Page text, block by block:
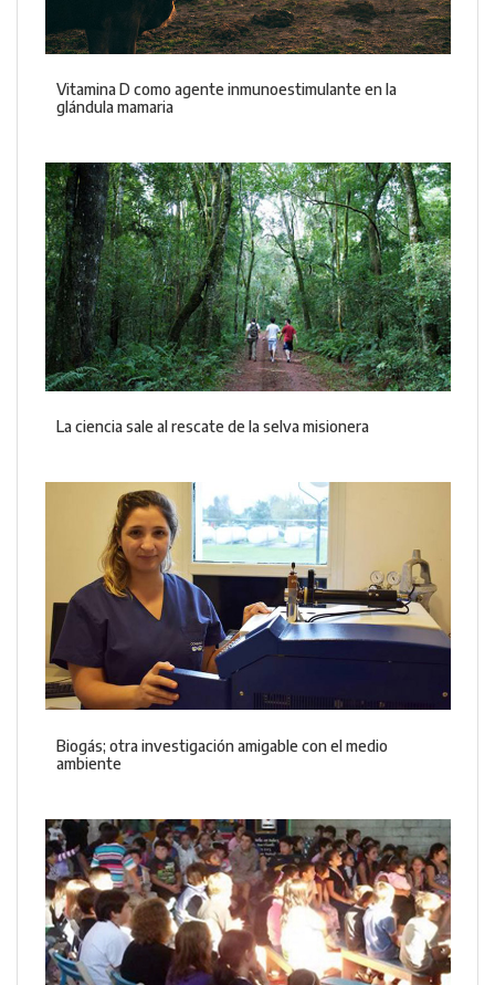
Vitamina D como agente inmunoestimulante en la
glándula mamaria
La ciencia sale al rescate de la selva misionera
Biogás; otra investigación amigable con el medio
ambiente